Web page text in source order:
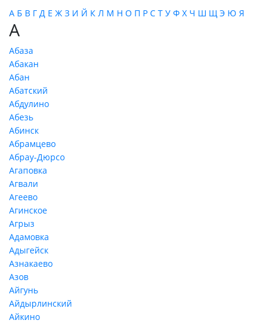
А Б В Г Д Е Ж З И Й К Л М Н О П Р С Т У Ф Х Ч Ш Щ Э Ю Я
А
Абаза
Абакан
Абан
Абатский
Абдулино
Абезь
Абинск
Абрамцево
Абрау-Дюрсо
Агаповка
Агвали
Агеево
Агинское
Агрыз
Адамовка
Адыгейск
Азнакаево
Азов
Айгунь
Айдырлинский
Айкино